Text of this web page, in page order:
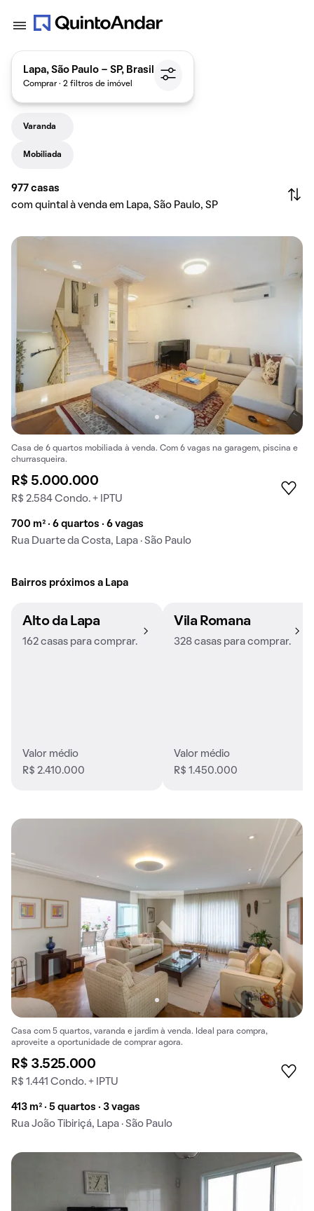
Lapa, São Paulo - SP, Brasil
Comprar · 2 filtros de imóvel
Varanda
Mobiliada
977 casas
com quintal à venda em Lapa, São Paulo, SP
Casa de 6 quartos mobiliada à venda. Com 6 vagas na garagem, piscina e
churrasqueira.
R$ 5.000.000
R$ 2.584 Condo. + IPTU
700 m² · 6 quartos · 6 vagas
Rua Duarte da Costa, Lapa · São Paulo
Bairros próximos a Lapa
Alto da Lapa
162 casas para comprar.
Valor médio
R$ 2.410.000
Vila Romana
328 casas para comprar.
Valor médio
R$ 1.450.000
Casa com 5 quartos, varanda e jardim à venda. Ideal para compra,
aproveite a oportunidade de comprar agora.
R$ 3.525.000
R$ 1.441 Condo. + IPTU
413 m² · 5 quartos · 3 vagas
Rua João Tibiriçá, Lapa · São Paulo